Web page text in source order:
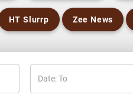
HT Slurrp Zee News